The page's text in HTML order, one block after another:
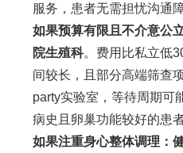
服务，患者无需担忧沟通障
如果预算有限且不介意公
院生殖科。费用比私立低
间较长，且部分高端筛查
party实验室，等待周期可
病史且卵巢功能较好的患者
如果注重身心整体调理：